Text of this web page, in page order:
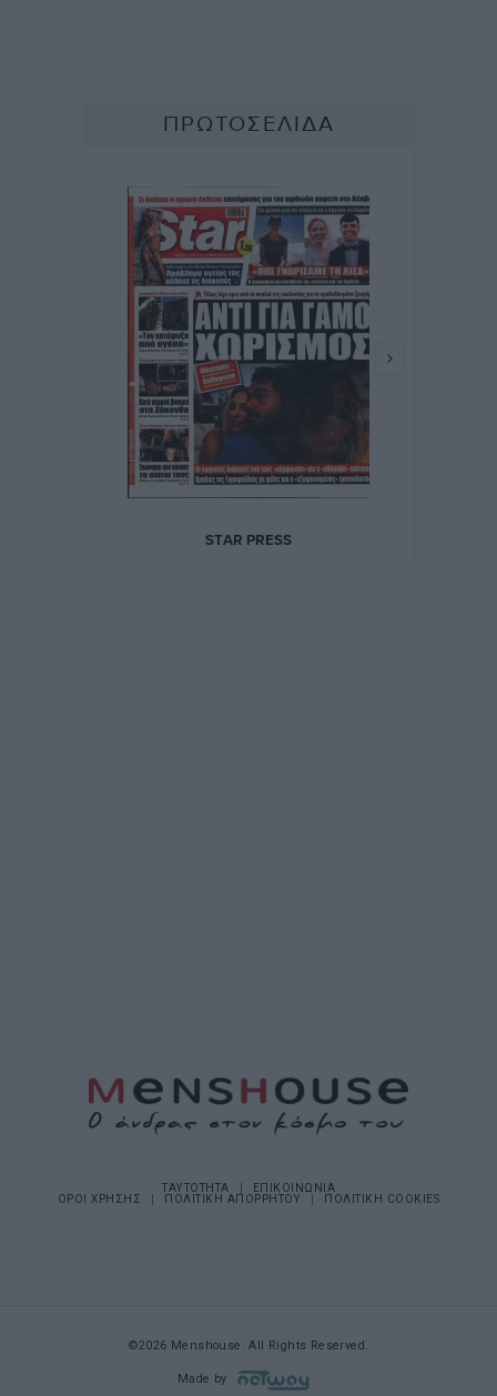
ΤΑΥΤΟΤΗΤΑ
ΕΠΙΚΟΙΝΩΝΙΑ
ΟΡΟΙ ΧΡΗΣΗΣ
ΠΟΛΙΤΙΚΗ ΑΠΟΡΡΗΤΟΥ ΠΟΛΙΤΙΚΗ COOKIES
©2026 Menshouse. All Rights Reserved.
Made by